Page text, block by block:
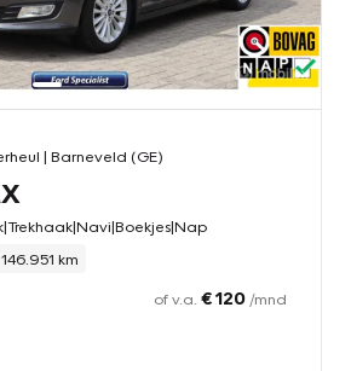
| Barneveld (GE)
146.951 km
of v.a. € 120 /mnd